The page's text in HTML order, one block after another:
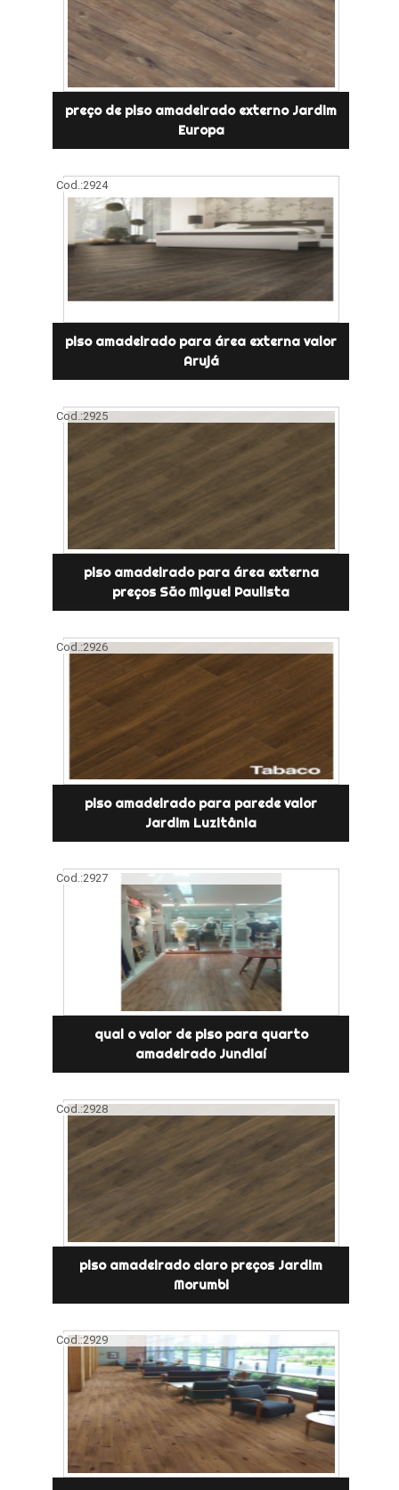
preço de piso amadeirado externo Jardim
Europa
Cod.:2924
piso amadeirado para área externa valor
Arujá
Cod.:2925
piso amadeirado para área externa
preços São Miguel Paulista
Cod.:2926
piso amadeirado para parede valor
Jardim Luzitânia
Cod.:2927
qual o valor de piso para quarto
amadeirado Jundiaí
Cod.:2928
piso amadeirado claro preços Jardim
Morumbi
Cod.:2929